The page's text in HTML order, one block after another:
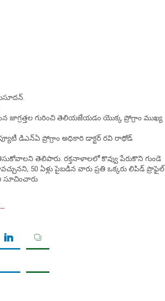
జాగ్రత్తల గురించి తెలియజేయడం యొక్క ప్రోగ్రాం ముఖ్య
డిఎన్ఏ ప్రోగ్రాం అధికారి డాక్టర్ రవి రాథోడ్
తెలిపారు. రక్తనాళాలలో కొవ్వు పేరుకొని గుండె
50 ఏళ్లు పైబడిన వారు ప్రతి ఒక్కరు లిపిడ్ ప్రొఫైల్
సూచించారు